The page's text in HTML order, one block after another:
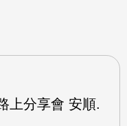
上分享會 安順.